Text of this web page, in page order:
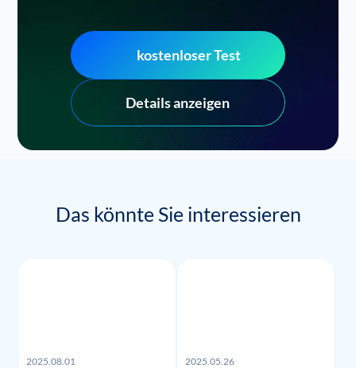
kostenloser Test
Details anzeigen
Das könnte Sie interessieren
2025.08.01 2025.05.26